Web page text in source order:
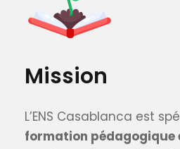
Mission
L’ENS Casablanca est
formation